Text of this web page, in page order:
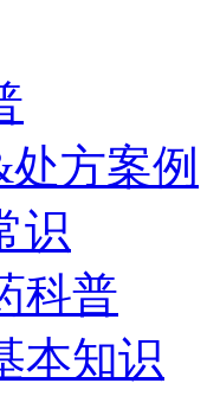
方案例
识
科普
本知识